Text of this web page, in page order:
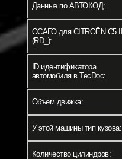
Данные по АВТОКОД:
ОСАГО для CITROËN C5 III
(RD_):
ID идентификатора
автомобиля в TecDoc:
Объем движка:
У этой машины тип кузова:
Количество цилиндров: